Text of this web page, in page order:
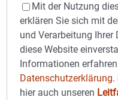
Mit der Nutzung
erklären Sie sich mit
und Verarbeitung Ihrer
diese Website
Informationen
Datenschutzerklärung.
hier auch unseren